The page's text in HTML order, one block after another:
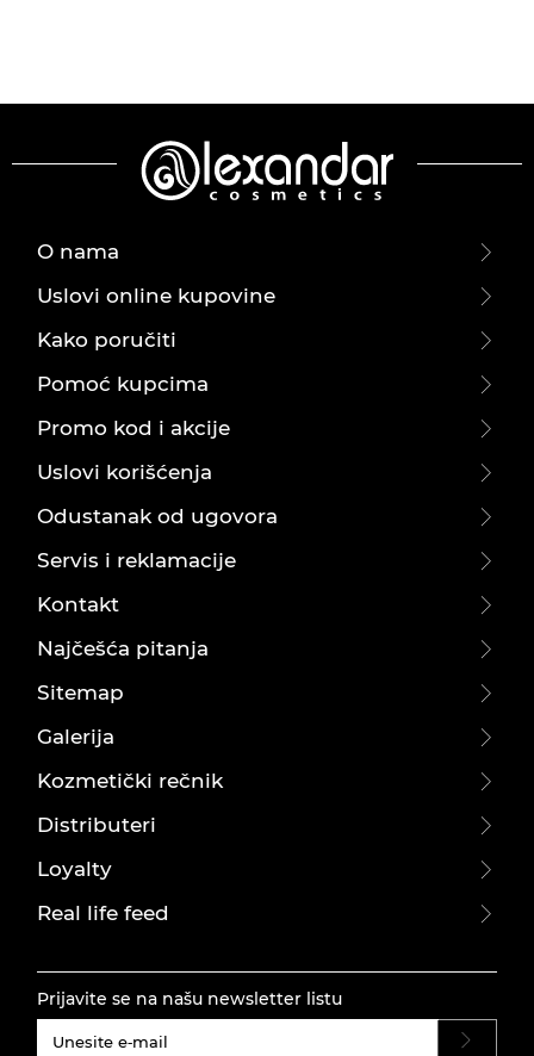
O nama
Uslovi online kupovine
Kako poručiti
Pomoć kupcima
Promo kod i akcije
Uslovi korišćenja
Odustanak od ugovora
Servis i reklamacije
Kontakt
Najčešća pitanja
Sitemap
Galerija
Kozmetički rečnik
Distributeri
Loyalty
Real life feed
Prijavite se na našu newsletter listu